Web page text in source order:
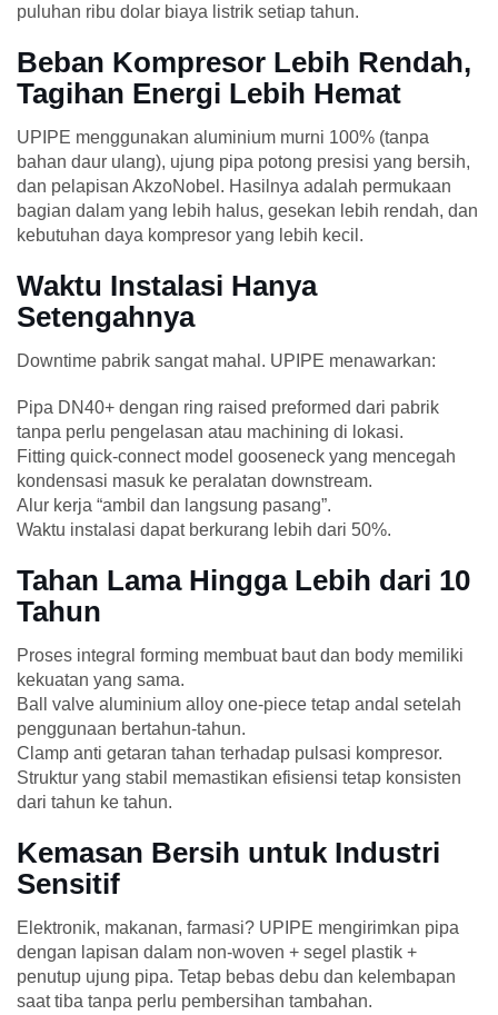
puluhan ribu dolar biaya listrik setiap tahun.
Beban Kompresor Lebih Rendah,
Tagihan Energi Lebih Hemat
UPIPE menggunakan aluminium murni 100% (tanpa
bahan daur ulang), ujung pipa potong presisi yang bersih,
dan pelapisan AkzoNobel. Hasilnya adalah permukaan
bagian dalam yang lebih halus, gesekan lebih rendah, dan
kebutuhan daya kompresor yang lebih kecil.
Waktu Instalasi Hanya
Setengahnya
Downtime pabrik sangat mahal. UPIPE menawarkan:
Pipa DN40+ dengan ring raised preformed dari pabrik
tanpa perlu pengelasan atau machining di lokasi.
Fitting quick-connect model gooseneck yang mencegah
kondensasi masuk ke peralatan downstream.
Alur kerja “ambil dan langsung pasang”.
Waktu instalasi dapat berkurang lebih dari 50%.
Tahan Lama Hingga Lebih dari 10
Tahun
Proses integral forming membuat baut dan body memiliki
kekuatan yang sama.
Ball valve aluminium alloy one-piece tetap andal setelah
penggunaan bertahun-tahun.
Clamp anti getaran tahan terhadap pulsasi kompresor.
Struktur yang stabil memastikan efisiensi tetap konsisten
dari tahun ke tahun.
Kemasan Bersih untuk Industri
Sensitif
Elektronik, makanan, farmasi? UPIPE mengirimkan pipa
dengan lapisan dalam non-woven + segel plastik +
penutup ujung pipa. Tetap bebas debu dan kelembapan
saat tiba tanpa perlu pembersihan tambahan.